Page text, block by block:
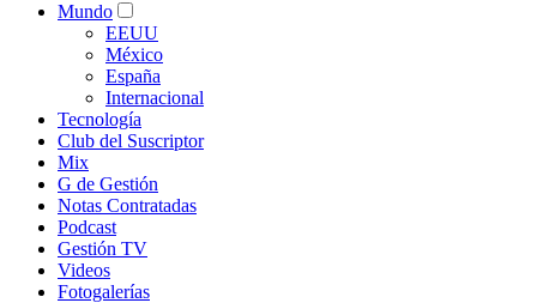
Mundo
EEUU
México
España
Internacional
Tecnología
Club del Suscriptor
Mix
G de Gestión
Notas Contratadas
Podcast
Gestión TV
Videos
Fotogalerías